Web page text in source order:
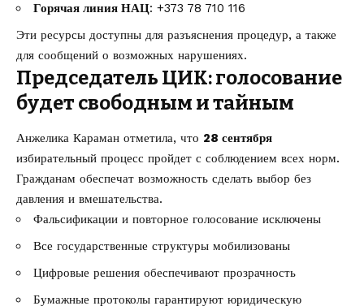
Горячая линия НАЦ: +373 78 710 116
Эти ресурсы доступны для разъяснения процедур, а также
для сообщений о возможных нарушениях.
Председатель ЦИК: голосование
будет свободным и тайным
Анжелика Караман отметила, что 28 сентября
избирательный процесс пройдет с соблюдением всех норм.
Гражданам обеспечат возможность сделать выбор без
давления и вмешательства.
Фальсификации и повторное голосование исключены
Все государственные структуры мобилизованы
Цифровые решения обеспечивают прозрачность
Бумажные протоколы гарантируют юридическую